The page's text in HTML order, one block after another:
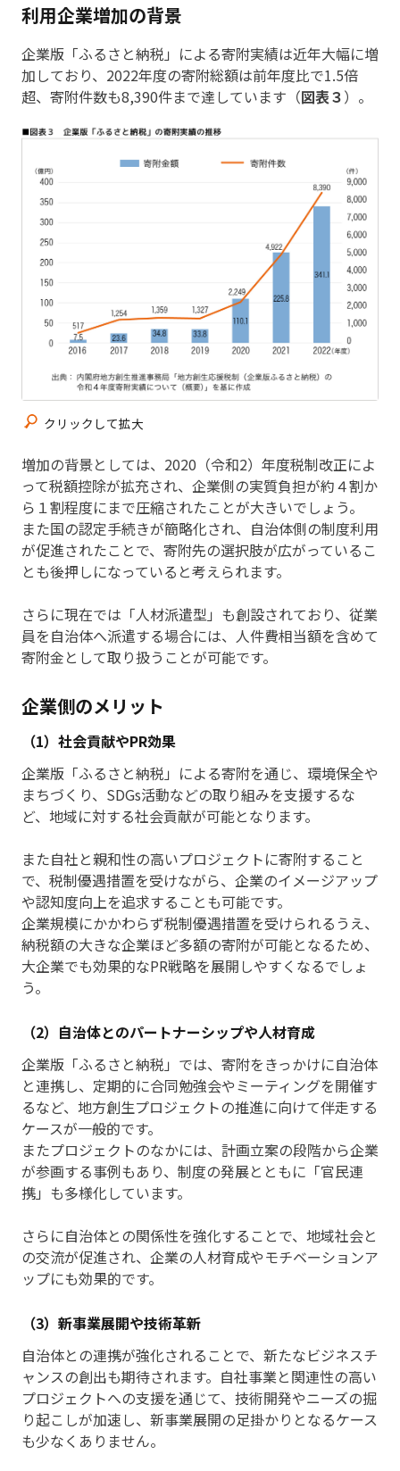
利用企業増加の背景
企業版「ふるさと納税」による寄附実績は近年大幅に増
加しており、2022年度の寄附総額は前年度比で1.5倍
超、寄附件数も8,390件まで達しています（図表３）。
クリックして拡大
増加の背景としては、2020（令和2）年度税制改正によ
って税額控除が拡充され、企業側の実質負担が約４割か
ら１割程度にまで圧縮されたことが大きいでしょう。
また国の認定手続きが簡略化され、自治体側の制度利用
が促進されたことで、寄附先の選択肢が広がっているこ
とも後押しになっていると考えられます。
さらに現在では「人材派遣型」も創設されており、従業
員を自治体へ派遣する場合には、人件費相当額を含めて
寄附金として取り扱うことが可能です。
企業側のメリット
（1）社会貢献やPR効果
企業版「ふるさと納税」による寄附を通じ、環境保全や
まちづくり、SDGs活動などの取り組みを支援するな
ど、地域に対する社会貢献が可能となります。
また自社と親和性の高いプロジェクトに寄附すること
で、税制優遇措置を受けながら、企業のイメージアップ
や認知度向上を追求することも可能です。
企業規模にかかわらず税制優遇措置を受けられるうえ、
納税額の大きな企業ほど多額の寄附が可能となるため、
大企業でも効果的なPR戦略を展開しやすくなるでしょ
う。
（2）自治体とのパートナーシップや人材育成
企業版「ふるさと納税」では、寄附をきっかけに自治体
と連携し、定期的に合同勉強会やミーティングを開催す
るなど、地方創生プロジェクトの推進に向けて伴走する
ケースが一般的です。
またプロジェクトのなかには、計画立案の段階から企業
が参画する事例もあり、制度の発展とともに「官民連
携」も多様化しています。
さらに自治体との関係性を強化することで、地域社会と
の交流が促進され、企業の人材育成やモチベーションア
ップにも効果的です。
（3）新事業展開や技術革新
自治体との連携が強化されることで、新たなビジネスチ
ャンスの創出も期待されます。自社事業と関連性の高い
プロジェクトへの支援を通じて、技術開発やニーズの掘
り起こしが加速し、新事業展開の足掛かりとなるケース
も少なくありません。